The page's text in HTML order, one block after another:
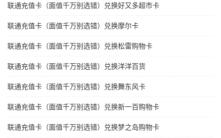
联通充值卡（面值千万别选错）兑换好又多超市卡
联通充值卡（面值千万别选错）兑换摩尔卡
联通充值卡（面值千万别选错）兑换松雷购物卡
联通充值卡（面值千万别选错）兑换洋洋百货
联通充值卡（面值千万别选错）兑换舞东风卡
联通充值卡（面值千万别选错）兑换新一百购物卡
联通充值卡（面值千万别选错）兑换梦之岛购物卡